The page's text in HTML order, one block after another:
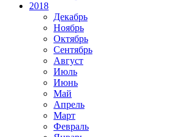
2018
Декабрь
Ноябрь
Октябрь
Сентябрь
Август
Июль
Июнь
Май
Апрель
Март
Февраль